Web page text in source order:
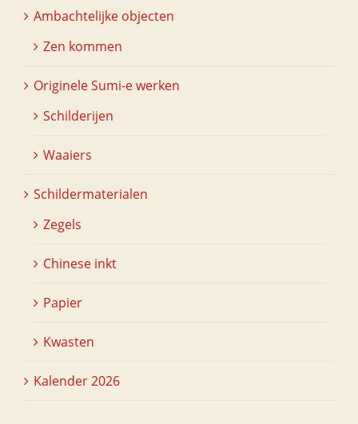
Ambachtelijke objecten
Zen kommen
Originele Sumi-e werken
Schilderijen
Waaiers
Schildermaterialen
Zegels
Chinese inkt
Papier
Kwasten
Kalender 2026